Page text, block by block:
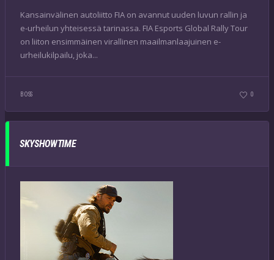
Kansainvälinen autoliitto FIA on avannut uuden luvun rallin ja
e-urheilun yhteisessä tarinassa. FIA Esports Global Rally Tour
on liiton ensimmäinen virallinen maailmanlaajuinen e-
urheilukilpailu, joka...
BOSS 0
SKYSHOWTIME